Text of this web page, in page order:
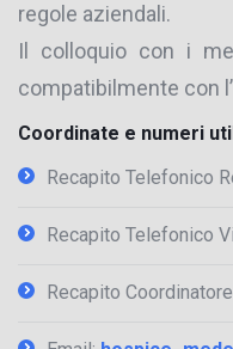
regole aziendali.
Il colloquio con i
compatibilmente con
Coordinate e numeri
Recapito Telefonico
Recapito Telefonico
Recapito